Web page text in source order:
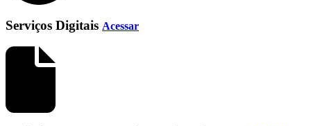
Serviços Digitais Acessar